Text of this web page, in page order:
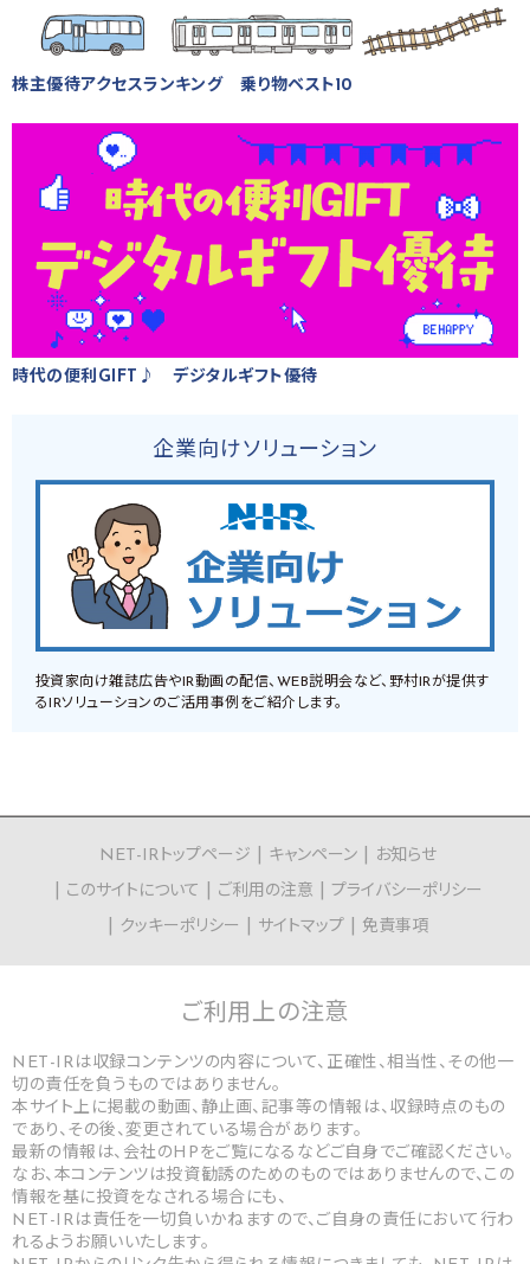
株主優待アクセスランキング 乗り物ベスト10
時代の便利GIFT♪ デジタルギフト優待
企業向けソリューション
投資家向け雑誌広告やIR動画の配信、WEB説明会など、野村IRが提供す
るIRソリューションのご活用事例をご紹介します。
NET-IRトップページ キャンペーン
お知らせ
このサイトについて
ご利用の注意
プライバシーポリシー
クッキーポリシー
サイトマップ 免責事項
ご利用上の注意
NET-IRは収録コンテンツの内容について、正確性、相当性、その他一
切の責任を負うものではありません。
本サイト上に掲載の動画、静止画、記事等の情報は、収録時点のもの
であり、その後、変更されている場合があります。
最新の情報は、会社のHPをご覧になるなどご自身でご確認ください。
なお、本コンテンツは投資勧誘のためのものではありませんので、この
情報を基に投資をなされる場合にも、
NET-IRは責任を一切負いかねますので、ご自身の責任において行わ
れるようお願いいたします。